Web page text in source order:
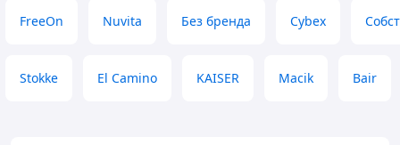
FreeOn Nuvita Без бренда Cybex
Stokke El Camino KAISER Macik Bair